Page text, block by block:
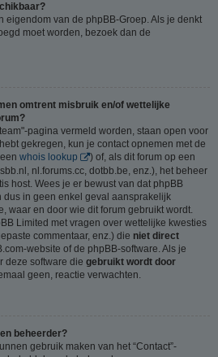
eigendom van de phpBB-Groep. Als je denkt
moet worden, bezoek dan de
omtrent misbruik en/of wettelijke
pagina vermeld worden, staan open voor
gekregen, kun je contact opnemen met de
whois lookup
) of, als dit forum op een
nl.forums.cc, dotbb.be, enz.), het beheer
host. Wees je er bewust van dat phpBB
dus in geen enkel geval aansprakelijk
waar en door wie dit forum gebruikt wordt.
Limited met vragen over wettelijke kwesties
commentaar, enz.) die niet direct
website of de phpBB-software. Als je
deze software die gebruikt wordt door
geen, reactie verwachten.
beheerder?
gebruik maken van het “Contact”-